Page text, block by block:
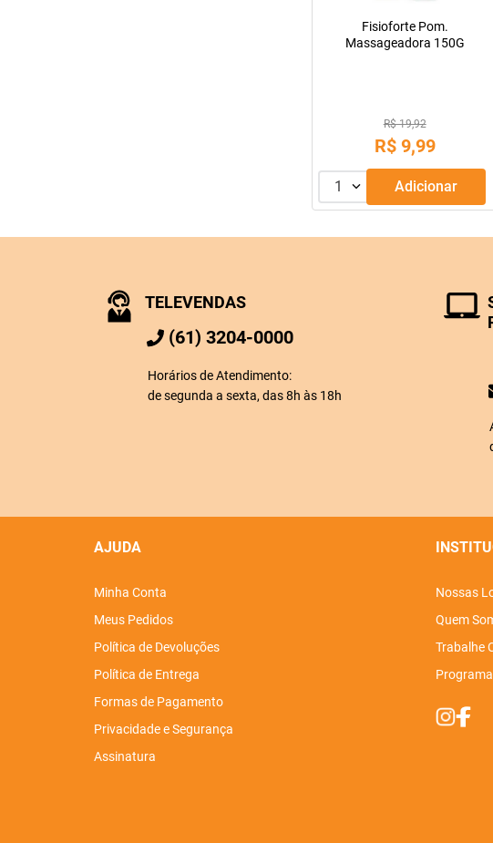
Fisioforte Pom.
Massageadora 150G
R$ 19,92
R$ 9,99
1 Adicionar
TELEVENDAS
(61) 3204-0000
Horários de Atendimento:
de segunda a sexta, das 8h às 18h
AJUDA
Minha Conta
Meus Pedidos
Política de Devoluções
Política de Entrega
Formas de Pagamento
Privacidade e Segurança
Assinatura
Nossas
Quem
Trabalhe